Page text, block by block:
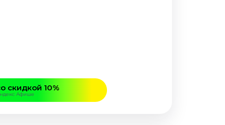
скидкой 10%
Афише